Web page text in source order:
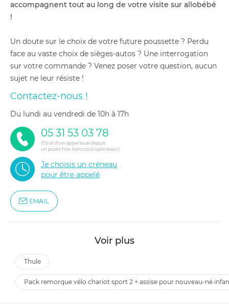
accompagnent tout au long de votre visite sur allobébé
!
Un doute sur le choix de votre future poussette ? Perdu
face au vaste choix de sièges-autos ? Une interrogation
sur votre commande ? Venez poser votre question, aucun
sujet ne leur résiste !
Contactez-nous !
du lundi au vendredi de 10h à 17h
05 31 53 03 78
(Coût d'un appel local depuis
un poste fixe, hors coût opérateur)
Je choisis un créneau
pour être appelé
EMAIL
Voir plus
thule
pack remorque vélo chariot sport 2 + assise pour nouveau-né